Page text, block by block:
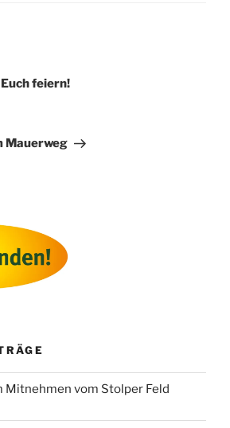
feiern!
Mauerweg
Mitnehmen vom Stolper Feld